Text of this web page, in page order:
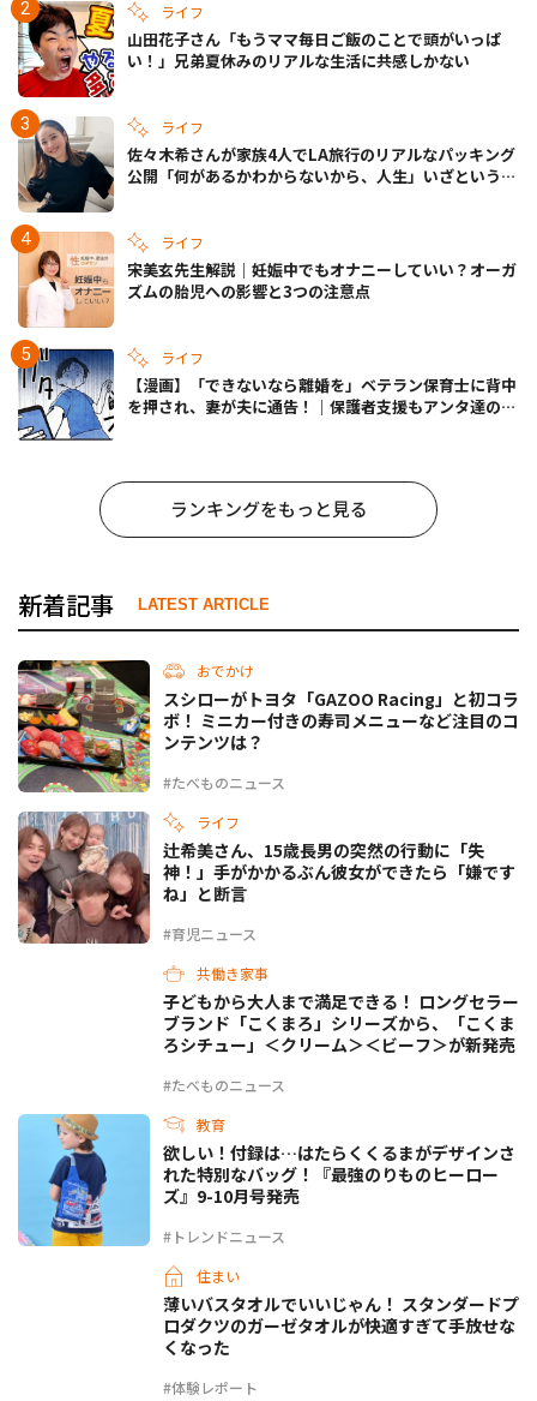
ライフ
山田花子さん「もうママ毎日ご飯のことで頭がいっぱ
い！」兄弟夏休みのリアルな生活に共感しかない
ライフ
佐々木希さんが家族4人でLA旅行のリアルなパッキング
公開「何があるかわからないから、人生」いざというと
ライフ
宋美玄先生解説｜妊娠中でもオナニーしていい？オーガ
ズムの胎児への影響と3つの注意点
ライフ
【漫画】「できないなら離婚を」ベテラン保育士に背中
を押され、妻が夫に通告！｜保護者支援もアンタ達の仕
ランキングをもっと見る
新着記事 LATEST ARTICLE
おでかけ
#たべものニュース
スシローがトヨタ「GAZOO Racing」と初コラ
ボ！ ミニカー付きの寿司メニューなど注目のコ
ンテンツは？
ライフ
#育児ニュース
辻希美さん、15歳長男の突然の行動に「失
神！」手がかかるぶん彼女ができたら「嫌です
ね」と断言
共働き家事
#たべものニュース
子どもから大人まで満足できる！ ロングセラー
ブランド「こくまろ」シリーズから、「こくま
ろシチュー」＜クリーム＞＜ビーフ＞が新発売
教育
#トレンドニュース
欲しい！付録は…はたらくくるまがデザインさ
れた特別なバッグ！『最強のりものヒーロー
ズ』9-10月号発売
住まい
#体験レポート
薄いバスタオルでいいじゃん！ スタンダードプ
ロダクツのガーゼタオルが快適すぎて手放せな
くなった